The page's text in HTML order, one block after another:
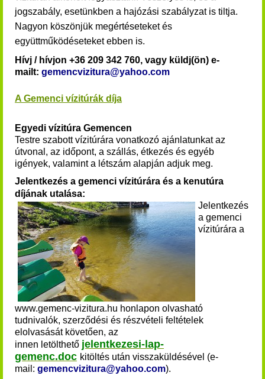
jogszabály, esetünkben a hajózási szabályzat is tiltja.
Nagyon köszönjük megértéseteket és
együttműködéseteket ebben is.
Hívj / hívjon +36 209 342 760, vagy küldj(ön) e-
mailt: gemencvizitura@yahoo.com
A Gemenci vízitúrák díja
Egyedi vízitúra Gemencen
Testre szabott vízitúrára vonatkozó ajánlatunkat az
útvonal, az időpont, a szállás, étkezés és egyéb
igények, valamint a létszám alapján adjuk meg.
Jelentkezés a gemenci vízitúrára és a kenutúra
díjának utalása:
Jelentkezés
a gemenci
vízitúrára a
www.gemenc-vizitura.hu honlapon olvasható
tudnivalók, szerződési és részvételi feltételek
elolvasását követően, az
innen letölthető jelentkezesi-lap-
gemenc.doc kitöltés után visszaküldésével (e-
mail: gemencvizitura@yahoo.com).